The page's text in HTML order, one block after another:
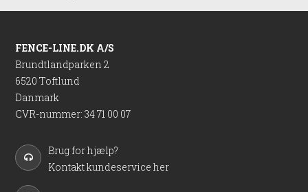
FENCE-LINE.DK A/S
Brundtlandparken 2
6520 Toftlund
Danmark
CVR-nummer: 34 71 00 07
Brug for hjælp?
Kontakt kundeservice her